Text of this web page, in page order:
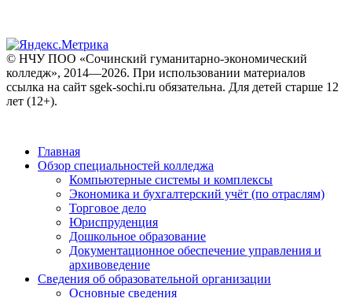
© НЧУ ПОО «Сочинский гуманитарно-экономический
колледж», 2014—2026. При использовании материалов
ссылка на сайт sgek-sochi.ru обязательна. Для детей старше 12
лет (12+).
Главная
Обзор специальностей колледжа
Компьютерные системы и комплексы
Экономика и бухгалтерский учёт (по отраслям)
Торговое дело
Юриспруденция
Дошкольное образование
Документационное обеспечение управления и
архивоведение
Сведения об образовательной организации
Основные сведения